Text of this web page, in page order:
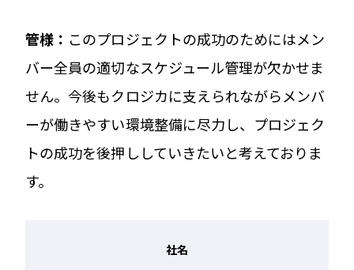
管様： このプロジェクトの成功のためにはメン
バー全員の適切なスケジュール管理が欠かせま
せん。今後もクロジカに支えられながらメンバ
ーが働きやすい環境整備に尽力し、プロジェク
トの成功を後押ししていきたいと考えておりま
す。
社名